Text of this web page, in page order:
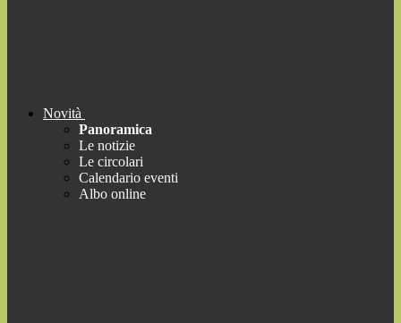
Novità
Panoramica
Le notizie
Le circolari
Calendario eventi
Albo online